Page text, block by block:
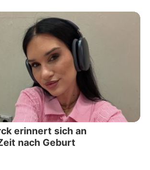
erinnert sich an
nach Geburt